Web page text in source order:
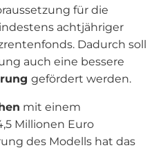
für die
achtjähriger
Dadurch soll
auch eine bessere
gefördert werden.
mit einem
Millionen Euro
des Modells hat das